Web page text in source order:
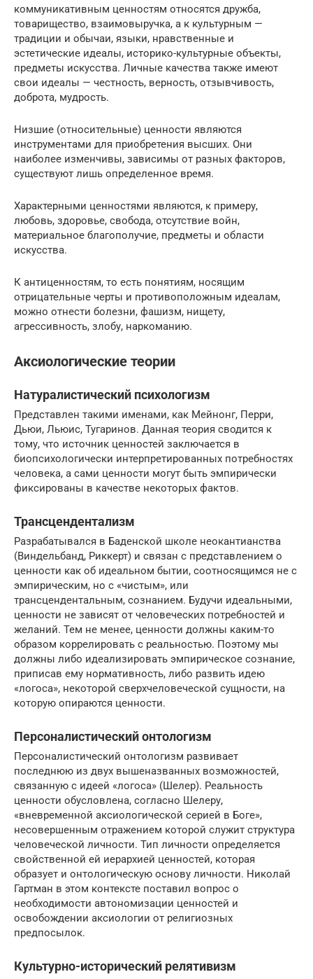
коммуникативным ценностям относятся дружба,
товарищество, взаимовыручка, а к культурным —
традиции и обычаи, языки, нравственные и
эстетические идеалы, историко-культурные объекты,
предметы искусства. Личные качества также имеют
свои идеалы — честность, верность, отзывчивость,
доброта, мудрость.
Низшие (относительные) ценности являются
инструментами для приобретения высших. Они
наиболее изменчивы, зависимы от разных факторов,
существуют лишь определенное время.
Характерными ценностями являются, к примеру,
любовь, здоровье, свобода, отсутствие войн,
материальное благополучие, предметы и области
искусства.
К антиценностям, то есть понятиям, носящим
отрицательные черты и противоположным идеалам,
можно отнести болезни, фашизм, нищету,
агрессивность, злобу, наркоманию.
Аксиологические теории
Натуралистический психологизм
Представлен такими именами, как Мейнонг, Перри,
Дьюи, Льюис, Тугаринов. Данная теория сводится к
тому, что источник ценностей заключается в
биопсихологически интерпретированных потребностях
человека, а сами ценности могут быть эмпирически
фиксированы в качестве некоторых фактов.
Трансцендентализм
Разрабатывался в Баденской школе неокантианства
(Виндельбанд, Риккерт) и связан с представлением о
ценности как об идеальном бытии, соотносящимся не с
эмпирическим, но с «чистым», или
трансцендентальным, сознанием. Будучи идеальными,
ценности не зависят от человеческих потребностей и
желаний. Тем не менее, ценности должны каким-то
образом коррелировать с реальностью. Поэтому мы
должны либо идеализировать эмпирическое сознание,
приписав ему нормативность, либо развить идею
«логоса», некоторой сверхчеловеческой сущности, на
которую опираются ценности.
Персоналистический онтологизм
Персоналистический онтологизм развивает
последнюю из двух вышеназванных возможностей,
связанную с идеей «логоса» (Шелер). Реальность
ценности обусловлена, согласно Шелеру,
«вневременной аксиологической серией в Боге»,
несовершенным отражением которой служит структура
человеческой личности. Тип личности определяется
свойственной ей иерархией ценностей, которая
образует и онтологическую основу личности. Николай
Гартман в этом контексте поставил вопрос о
необходимости автономизации ценностей и
освобождении аксиологии от религиозных
предпосылок.
Культурно-исторический релятивизм